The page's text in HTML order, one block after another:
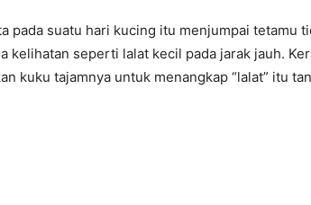
pada suatu hari kucing itu menjumpai tetamu
kelihatan seperti lalat kecil pada jarak jauh.
kuku tajamnya untuk menangkap “lalat” itu